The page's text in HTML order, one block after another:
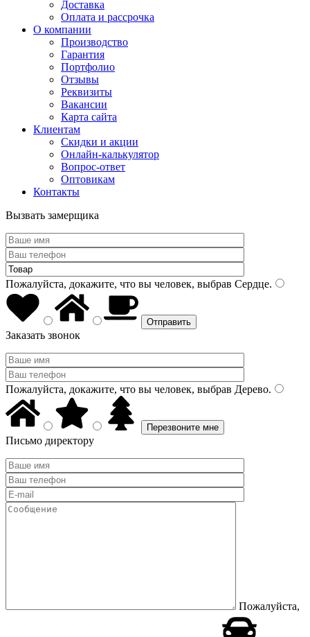
Доставка
Оплата и рассрочка
О компании
Производство
Гарантия
Портфолио
Отзывы
Реквизиты
Вакансии
Карта сайта
Клиентам
Скидки и акции
Онлайн-калькулятор
Вопрос-ответ
Оптовикам
Контакты
Вызвать замерщика
Пожалуйста, докажите, что вы человек, выбрав Сердце.
Заказать звонок
Пожалуйста, докажите, что вы человек, выбрав Дерево.
Письмо директору
Пожалуйста,